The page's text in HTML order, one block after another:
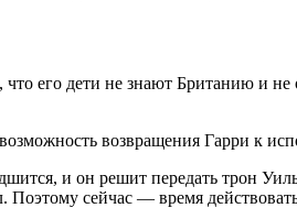
его дети не знают Британию и
возвращения Гарри к
и он решит передать трон
Поэтому сейчас — время